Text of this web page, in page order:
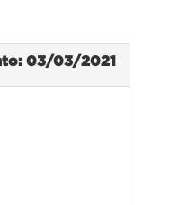
03/03/2021